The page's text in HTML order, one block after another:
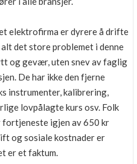
elektrofirma er dyrere å drifte
det store problemet i denne
og gevær, uten snev av faglig
De har ikke den fjerne
instrumenter, kalibrering,
lovpålagte kurs osv. Folk
igjen av 650 kr
og sosiale kostnader er
er et faktum.